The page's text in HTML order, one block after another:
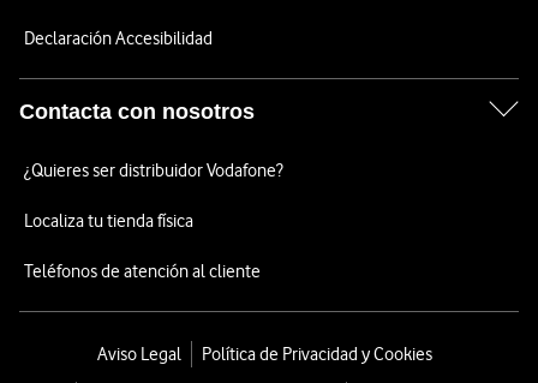
Declaración Accesibilidad
Contacta con nosotros
¿Quieres ser distribuidor Vodafone?
Localiza tu tienda física
Teléfonos de atención al cliente
Aviso Legal
Política de Privacidad y Cookies